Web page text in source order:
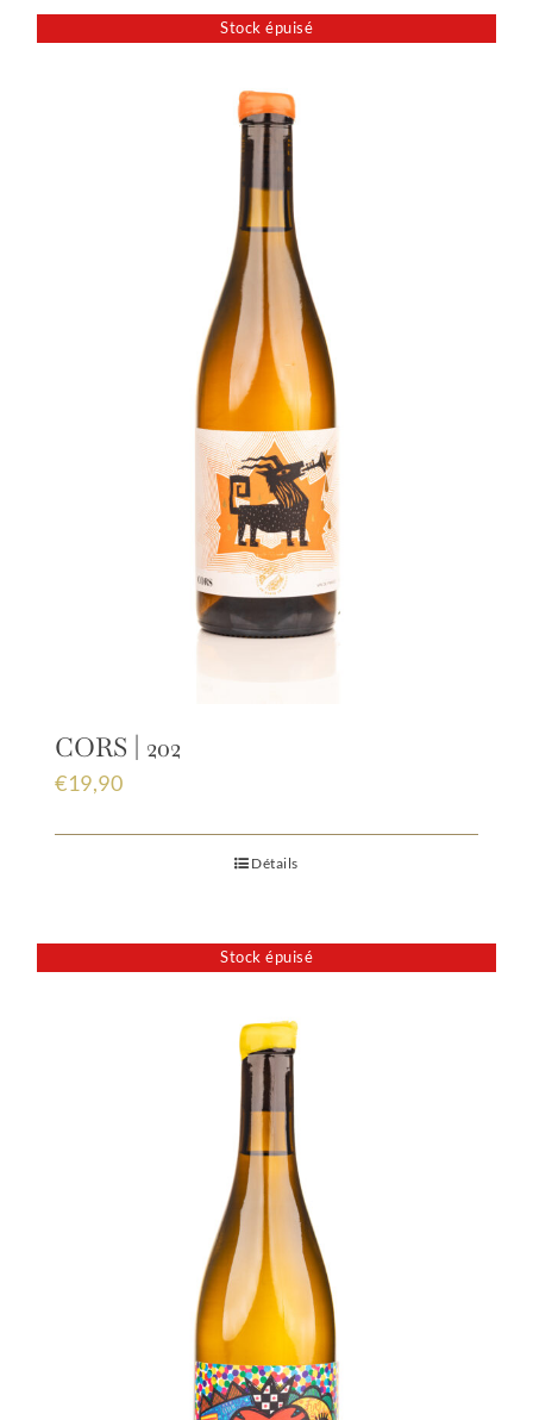
Stock épuisé
CORS | 202
€19,90
Détails
Stock épuisé